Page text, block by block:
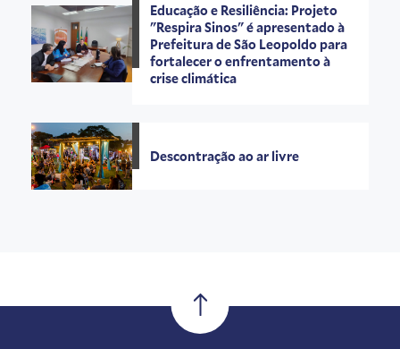
Educação e Resiliência: Projeto
"Respira Sinos" é apresentado à
Prefeitura de São Leopoldo para
fortalecer o enfrentamento à
crise climática
Descontração ao ar livre